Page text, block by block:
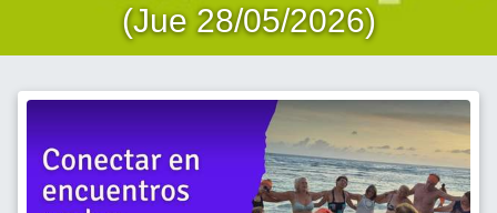
(Jue 28/05/2026)